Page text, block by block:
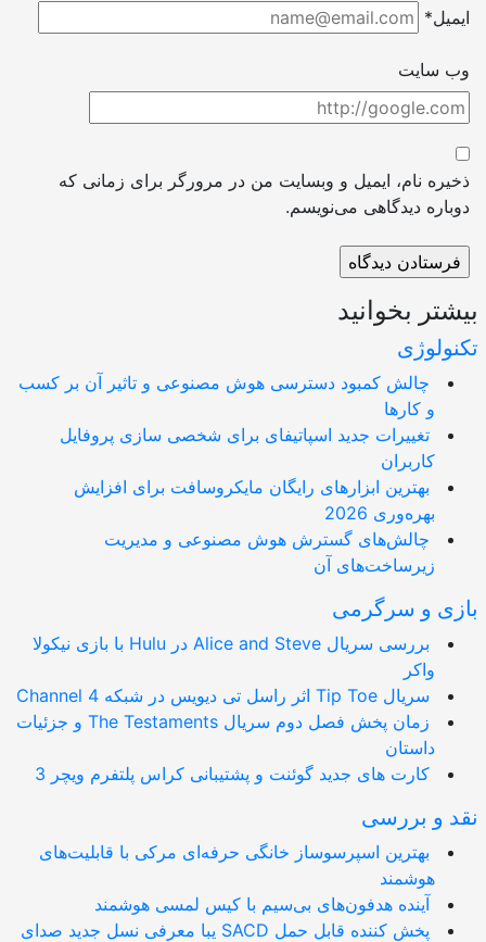
سایت
نام، ایمیل و وبسایت من در مرورگر برای زمانی که
دیدگاهی می‌نویسم.
بخوانید
چالش کمبود دسترسی هوش مصنوعی و تاثیر آن بر کسب
و کارها
تغییرات جدید اسپاتیفای برای شخصی سازی پروفایل
کاربران
بهترین ابزارهای رایگان مایکروسافت برای افزایش
بهره‌وری 2026
چالش‌های گسترش هوش مصنوعی و مدیریت
زیرساخت‌های آن
و سرگرمی
بررسی سریال Alice and Steve در Hulu با بازی نیکولا
سریال Tip Toe اثر راسل تی دیویس در شبکه Channel 4
زمان پخش فصل دوم سریال The Testaments و جزئیات
داستان
کارت های جدید گوئنت و پشتیبانی کراس پلتفرم ویچر 3
و بررسی
بهترین اسپرسوساز خانگی حرفه‌ای مرکی با قابلیت‌های
هوشمند
آینده هدفون‌های بی‌سیم با کیس لمسی هوشمند
پخش کننده قابل حمل SACD یبا معرفی نسل جدید صدای